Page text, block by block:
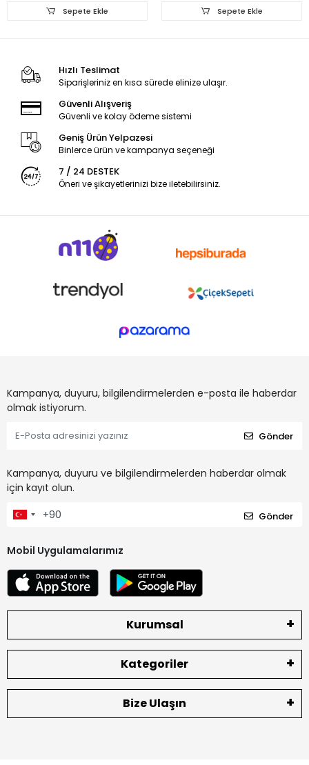
Sepete Ekle Sepete Ekle
Hızlı Teslimat
Siparişleriniz en kısa sürede elinize ulaşır.
Güvenli Alışveriş
Güvenli ve kolay ödeme sistemi
Geniş Ürün Yelpazesi
Binlerce ürün ve kampanya seçeneği
7 / 24 DESTEK
Öneri ve şikayetlerinizi bize iletebilirsiniz.
Kampanya, duyuru, bilgilendirmelerden e-posta ile haberdar
olmak istiyorum.
Gönder
Kampanya, duyuru ve bilgilendirmelerden haberdar olmak
için kayıt olun.
Gönder
Mobil Uygulamalarımız
Kurumsal
Kategoriler
Bize Ulaşın